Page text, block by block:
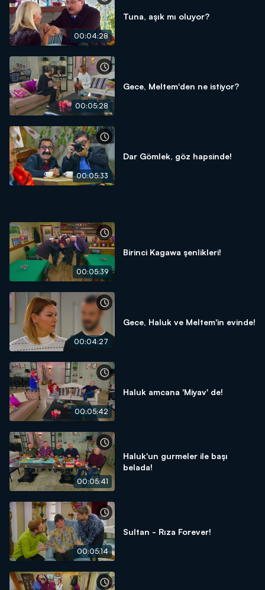
00:04:28
Tuna, aşık mı oluyor?
00:05:28
Gece, Meltem'den ne istiyor?
00:05:33
Dar Gömlek, göz hapsinde!
00:05:39
Birinci Kagawa şenlikleri!
00:04:27
Gece, Haluk ve Meltem'in evinde!
00:05:42
Haluk amcana 'Miyav' de!
00:05:41
Haluk'un gurmeler ile başı
belada!
00:05:14
Sultan - Rıza Forever!